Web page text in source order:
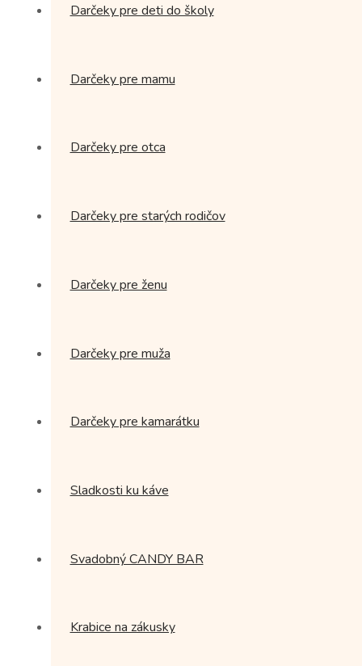
Darčeky pre deti do školy
Darčeky pre mamu
Darčeky pre otca
Darčeky pre starých rodičov
Darčeky pre ženu
Darčeky pre muža
Darčeky pre kamarátku
Sladkosti ku káve
Svadobný CANDY BAR
Krabice na zákusky